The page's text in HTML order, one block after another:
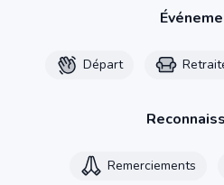
Départ
Remerciements